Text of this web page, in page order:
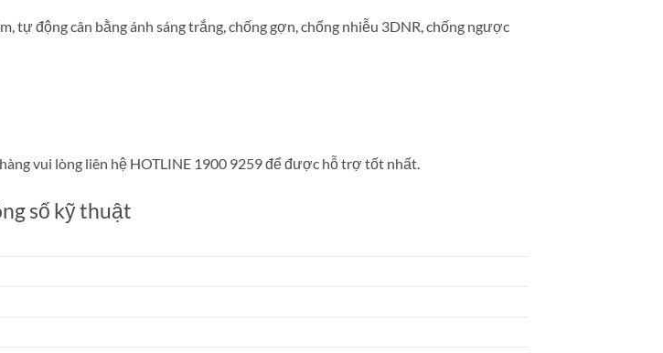
tự động cân bằng ánh sáng trắng, chống gợn, chống nhiễu 3DNR, chống ngược
vui lòng liên hệ HOTLINE 1900 9259 để được hỗ trợ tốt nhất.
số kỹ thuật